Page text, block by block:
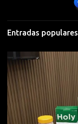
Entradas populares